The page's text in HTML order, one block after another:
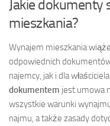
Jakie
mieszkania?
Wynajem mieszkania
odpowiednich
najemcy, jak i dla
dokumentem jest umowa
wszystkie warunki
najmu, a także zasady